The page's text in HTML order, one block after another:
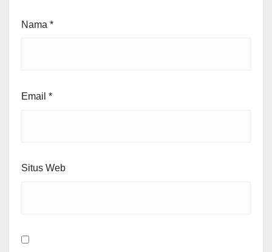
Nama *
Email *
Situs Web